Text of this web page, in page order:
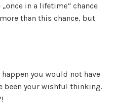
in a lifetime“ chance
than this chance, but
you would not have
been your wishful thinking.